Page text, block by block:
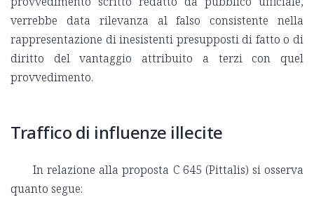
verrebbe data rilevanza al falso consistente nella
rappresentazione di inesistenti presupposti di fatto o di
diritto del vantaggio attribuito a terzi con quel
provvedimento.
Traffico di influenze illecite
In relazione alla proposta C 645 (Pittalis) si osserva
quanto segue: